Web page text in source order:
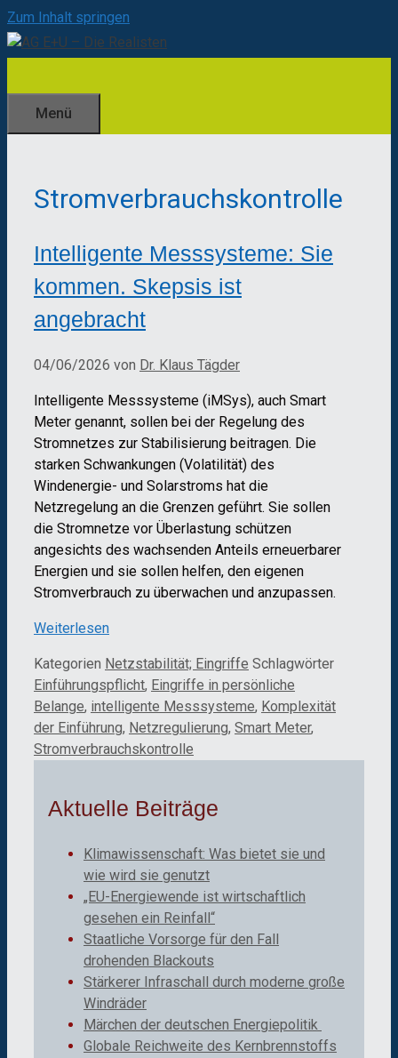
Zum Inhalt springen
Menü
Stromverbrauchskontrolle
Intelligente Messsysteme: Sie
kommen. Skepsis ist
angebracht
04/06/2026 von Dr. Klaus Tägder
Intelligente Messsysteme (iMSys), auch Smart
Meter genannt, sollen bei der Regelung des
Stromnetzes zur Stabilisierung beitragen. Die
starken Schwankungen (Volatilität) des
Windenergie- und Solarstroms hat die
Netzregelung an die Grenzen geführt. Sie sollen
die Stromnetze vor Überlastung schützen
angesichts des wachsenden Anteils erneuerbarer
Energien und sie sollen helfen, den eigenen
Stromverbrauch zu überwachen und anzupassen.
Weiterlesen
Kategorien Netzstabilität; Eingriffe Schlagwörter
Einführungspflicht, Eingriffe in persönliche
Belange, intelligente Messsysteme, Komplexität
der Einführung, Netzregulierung, Smart Meter,
Stromverbrauchskontrolle
Aktuelle Beiträge
Klimawissenschaft: Was bietet sie und
wie wird sie genutzt
„EU-Energiewende ist wirtschaftlich
gesehen ein Reinfall“
Staatliche Vorsorge für den Fall
drohenden Blackouts
Stärkerer Infraschall durch moderne große
Windräder
Märchen der deutschen Energiepolitik
Globale Reichweite des Kernbrennstoffs